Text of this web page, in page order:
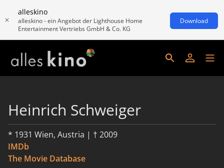
alleskino
alleskino - ein Angebot der Lighthouse Home
Entertainment Vertriebs GmbH & Co. KG
Download
Heinrich Schweiger
* 1931 Wien, Austria | † 2009
IMDb
The Movie Database